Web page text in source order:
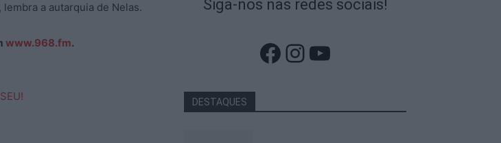
a autarquia de Nelas.
www.968.fm.
Siga-nos nas redes sociais!
Facebook
Instagram
YouTube
DESTAQUES